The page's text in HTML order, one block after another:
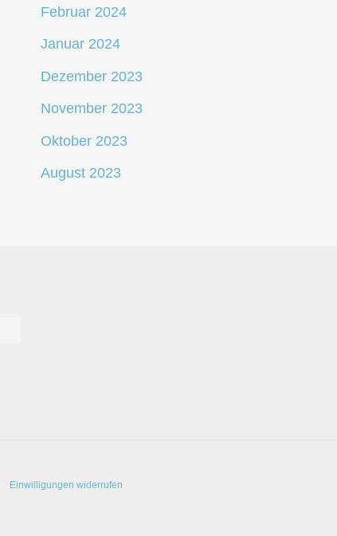
Februar 2024
Januar 2024
Dezember 2023
November 2023
Oktober 2023
August 2023
Einwilligungen widerrufen